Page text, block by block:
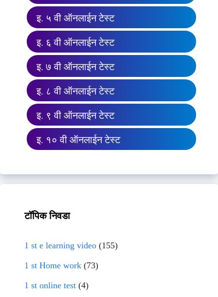
इ. ५ वी ऑनलाईन टेस्ट
इ. ६ वी ऑनलाईन टेस्ट
इ. ७ वी ऑनलाईन टेस्ट
इ. ८ वी ऑनलाईन टेस्ट
इ. ९ वी ऑनलाईन टेस्ट
इ. १० वी ऑनलाईन टेस्ट
टॉपिक निवडा
1 st e learning video (155)
1 st Home work (73)
1 st online test (4)